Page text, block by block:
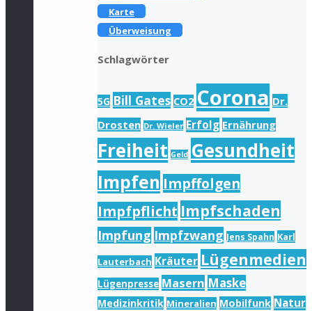
Karte
Überweisung
Schlagwörter
5G Bill Gates CO2 Corona Dr.
Drosten Dr. Wieler Erfolg Ernährung
Freiheit Geld Gesundheit
Impfen Impffolgen
Impfpflicht Impfschaden
Impfung Impfzwang Jens Spahn Karl
Lauterbach Kräuter Lügenmedien
Lügenpresse Masern Maske
Medizinkritik Mineralien Mobilfunk Natur